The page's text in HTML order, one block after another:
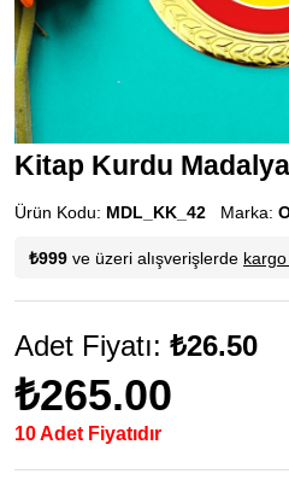
Kitap Kurdu
Ürün Kodu: MDL_KK_42 Marka:
₺999 ve üzeri alışverişlerde
Adet Fiyatı: ₺26.50
₺265.00
10 Adet Fiyatıdır